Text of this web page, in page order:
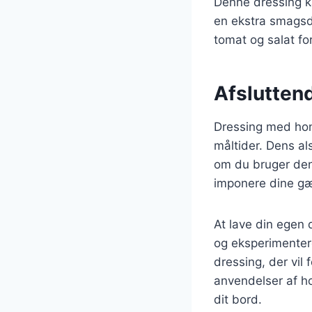
en ekstra
tomat og salat
Dressing med
måltider. Dens
om du bruger
imponere dine
At lave din egen
og
dressing, der vil
anvendelser af
dit bord.